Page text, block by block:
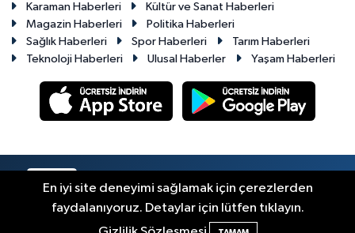
Karaman Haberleri
Kültür ve Sanat Haberleri
Magazin Haberleri
Politika Haberleri
Sağlık Haberleri
Spor Haberleri
Tarım Haberleri
Teknoloji Haberleri
Ulusal Haberler Yaşam Haberleri
Haber Yazılımı:TE Bilişim
En iyi site deneyimi sağlamak için çerezlerden
faydalanıyoruz. Detaylar için lütfen tıklayın.